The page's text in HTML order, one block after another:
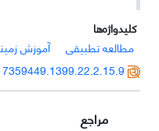
کلیدواژه‌ها
مطالعه تطبیقی
آموزش
مراجع